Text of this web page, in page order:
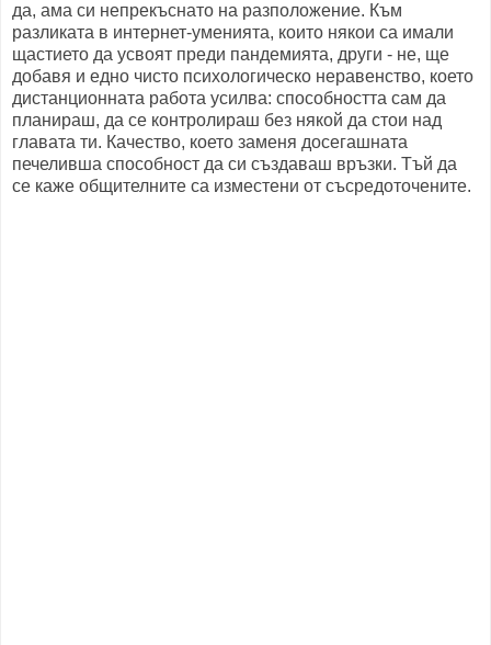
да, ама си непрекъснато на разположение. Към
разликата в интернет-уменията, които някои са имали
щастието да усвоят преди пандемията, други - не, ще
добавя и едно чисто психологическо неравенство, което
дистанционната работа усилва: способността сам да
планираш, да се контролираш без някой да стои над
главата ти. Качество, което заменя досегашната
печеливша способност да си създаваш връзки. Тъй да
се каже общителните са изместени от съсредоточените.